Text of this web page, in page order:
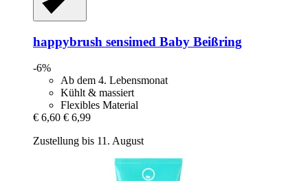
happybrush sensimed Baby Beißring
-6%
Ab dem 4. Lebensmonat
Kühlt & massiert
Flexibles Material
€ 6,60 € 6,99
Zustellung bis 11. August